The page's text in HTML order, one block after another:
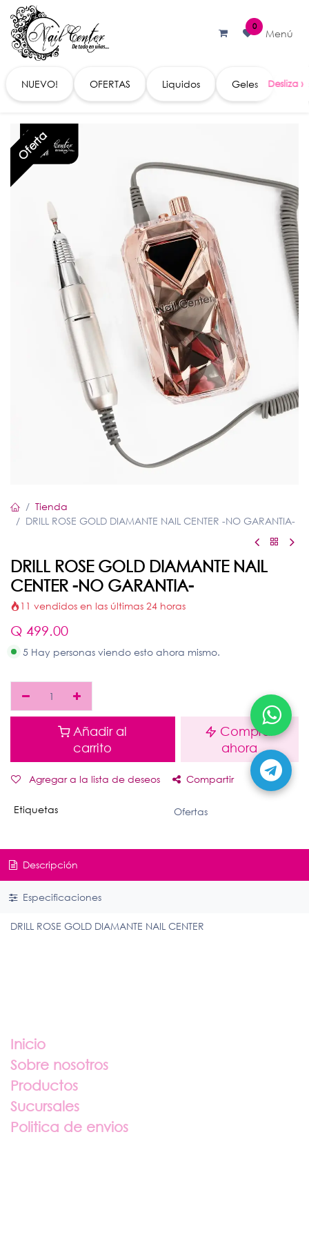
Ir al contenido
0
Menú
NUEVO! OFERTAS Liquidos Geles
Oferta
Tienda
DRILL ROSE GOLD DIAMANTE NAIL CENTER -NO GARANTIA-
DRILL ROSE GOLD DIAMANTE NAIL
CENTER -NO GARANTIA-
11 vendidos en las últimas 24 horas
Q 499.00
5 Hay personas viendo esto ahora mismo.
Añadir al
carrito
Comprar
ahora
Agregar a la lista de deseos Compartir
Etiquetas Ofertas
Descripción
Especificaciones
DRILL ROSE GOLD DIAMANTE NAIL CENTER
Inicio
Sobre nosotros
Productos
Sucursales
Politica de envios